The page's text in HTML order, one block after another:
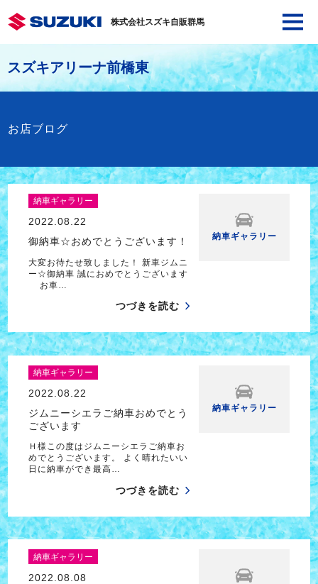
株式会社スズキ自販群馬
スズキアリーナ前橋東
お店ブログ
納車ギャラリー
2022.08.22
御納車☆おめでとうございます！
大変お待たせ致しました！ 新車ジムニ
ー☆御納車 誠におめでとうございます
お車…
つづきを読む
納車ギャラリー
納車ギャラリー
2022.08.22
ジムニーシエラご納車おめでとう
ございます
Ｈ様この度はジムニーシエラご納車お
めでとうございます。 よく晴れたいい
日に納車ができ最高…
つづきを読む
納車ギャラリー
納車ギャラリー
2022.08.08